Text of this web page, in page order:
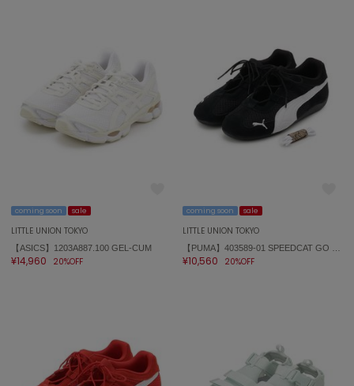
TSURU by Mariko Oikawa
ツルバイマリコオイカワ
UGG
un/neu
アンノイ
USAGI Gallery
ウサギギャラリー
coming soon sale
LITTLE UNION TOKYO
【ASICS】1203A887.100 GEL-CUM
¥14,960 20%OFF
coming soon sale
LITTLE UNION TOKYO
¥10,560 20%OFF